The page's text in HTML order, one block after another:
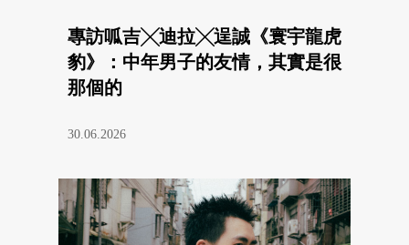
專訪呱吉╳迪拉╳逞誠《寰宇龍虎
豹》：中年男子的友情，其實是很
那個的
30.06.2026